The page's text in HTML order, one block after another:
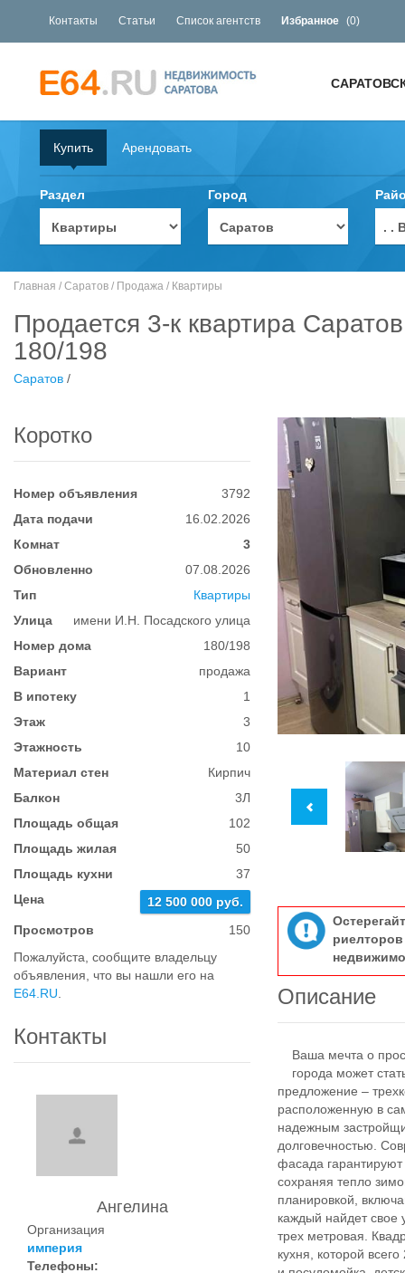
Контакты Статьи Список агентств Избранное (0)
Купить Арендовать
Раздел Город
. .
Главная / Саратов / Продажа / Квартиры
Продается 3-к квартира
180/198
Саратов /
Коротко
Номер объявления
3792
Дата подачи
16.02.2026
Комнат
3
Обновленно
07.08.2026
Тип
Квартиры
Улица
имени И.Н. Посадского улица
Номер дома
180/198
Вариант
продажа
В ипотеку
1
Этаж
3
Этажность
10
Материал стен
Кирпич
Балкон
3Л
Площадь общая
102
Площадь жилая
50
Площадь кухни
37
Цена
12 500 000 руб.
Просмотров
150
Пожалуйста, сообщите владельцу
объявления, что вы нашли его на
E64.RU
Контакты
Ангелина
Организация
империя
Телефоны:
Описание
Ваша мечта о
города может
предложение –
расположенную в
надежным
долговечностью.
фасада
сохраняя тепло
планировкой,
каждый найдет
трех метровая.
кухня, которой